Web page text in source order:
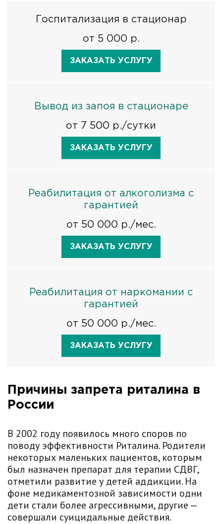
Госпитализация в стационар
от 5 000 р.
ЗАКАЗАТЬ УСЛУГУ
Вывод из запоя в стационаре
от 7 500 р./сутки
ЗАКАЗАТЬ УСЛУГУ
Реабилитация от алкоголизма с
гарантией
от 50 000 р./мес.
ЗАКАЗАТЬ УСЛУГУ
Реабилитация от наркомании с
гарантией
от 50 000 р./мес.
ЗАКАЗАТЬ УСЛУГУ
Причины запрета риталина в
России
В 2002 году появилось много споров по
поводу эффективности Риталина. Родители
некоторых маленьких пациентов, которым
был назначен препарат для терапии СДВГ,
отметили развитие у детей аддикции. На
фоне медикаментозной зависимости одни
дети стали более агрессивными, другие —
совершали суицидальные действия.